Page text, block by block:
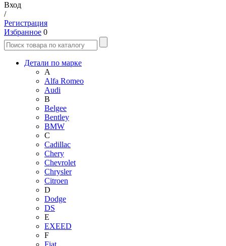
Вход
/
Регистрация
Избранное 0
Детали по марке
A
Alfa Romeo
Audi
B
Belgee
Bentley
BMW
C
Cadillac
Chery
Chevrolet
Chrysler
Citroen
D
Dodge
DS
E
EXEED
F
Fiat